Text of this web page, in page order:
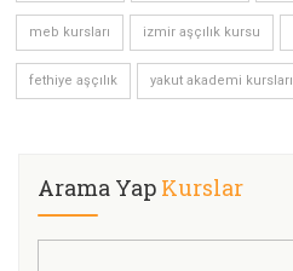
meb kursları izmir aşçılık kursu
fethiye aşçılık yakut akademi kursları
Arama Yap Kurslar